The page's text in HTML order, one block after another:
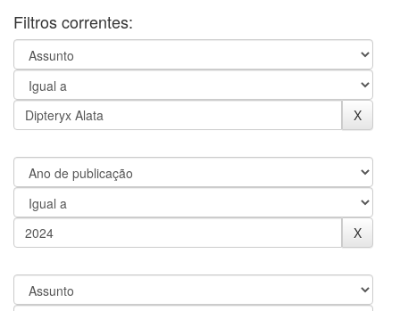
Filtros correntes: